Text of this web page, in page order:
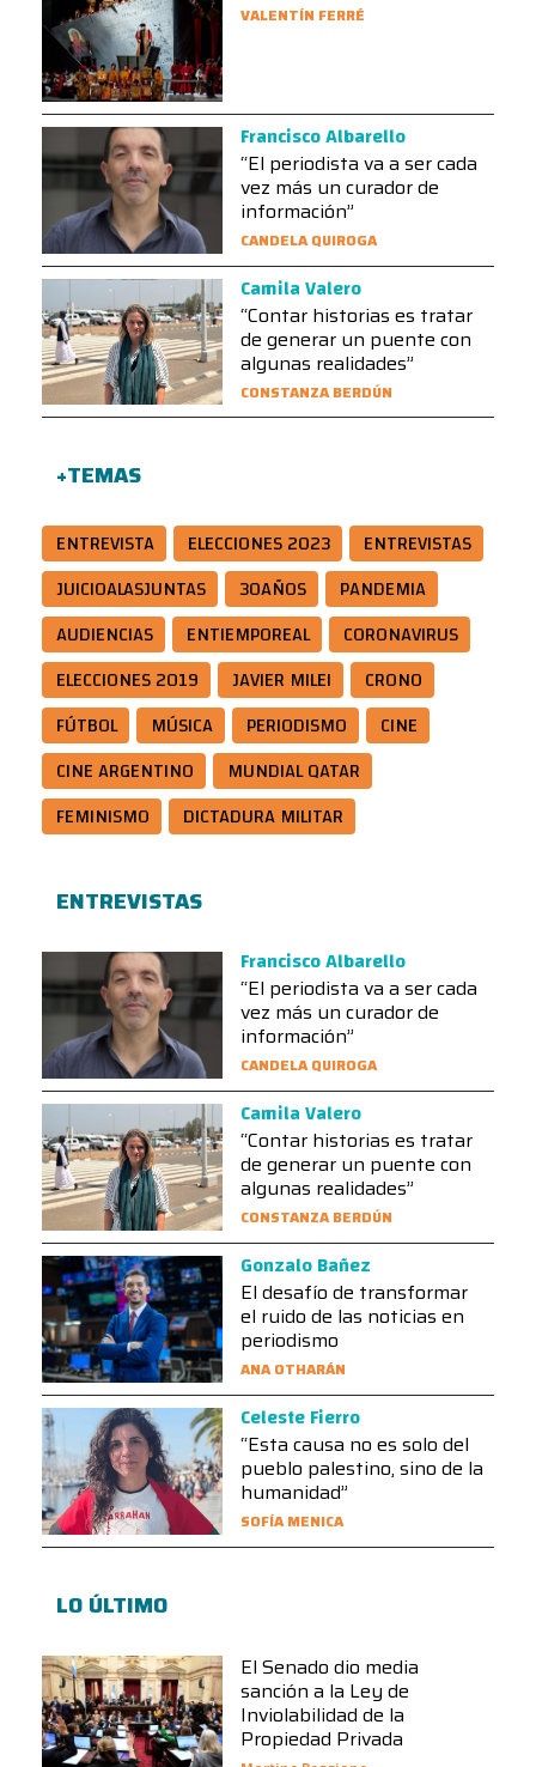
VALENTÍN FERRÉ
Francisco Albarello
“El periodista va a ser cada
vez más un curador de
información”
CANDELA QUIROGA
Camila Valero
“Contar historias es tratar
de generar un puente con
algunas realidades”
CONSTANZA BERDÚN
+TEMAS
ENTREVISTA ELECCIONES 2023
ENTREVISTAS
JUICIOALASJUNTAS
30AÑOS
PANDEMIA
AUDIENCIAS
ENTIEMPOREAL
CORONAVIRUS
ELECCIONES 2019
JAVIER MILEI
CRONO
FÚTBOL
MÚSICA PERIODISMO
CINE
CINE ARGENTINO
MUNDIAL QATAR
FEMINISMO
DICTADURA MILITAR
ENTREVISTAS
Francisco Albarello
“El periodista va a ser cada
vez más un curador de
información”
CANDELA QUIROGA
Camila Valero
“Contar historias es tratar
de generar un puente con
algunas realidades”
CONSTANZA BERDÚN
Gonzalo Bañez
El desafío de transformar
el ruido de las noticias en
periodismo
ANA OTHARÁN
Celeste Fierro
“Esta causa no es solo del
pueblo palestino, sino de la
humanidad”
SOFÍA MENICA
LO ÚLTIMO
El Senado dio media
sanción a la Ley de
Inviolabilidad de la
Propiedad Privada